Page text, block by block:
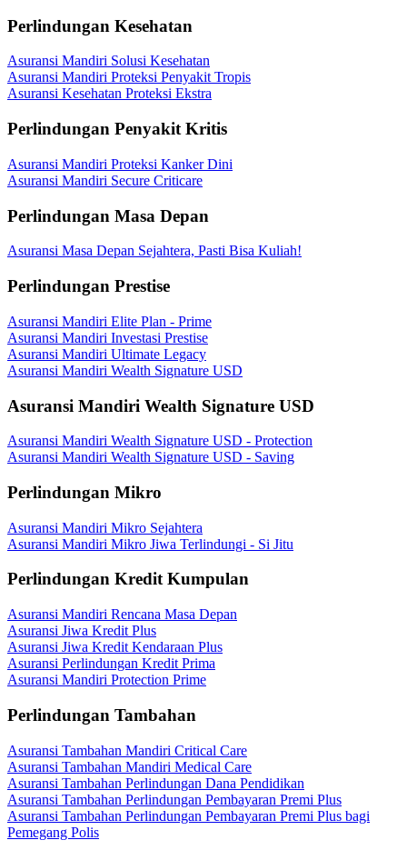
Perlindungan Kesehatan
Asuransi Mandiri Solusi Kesehatan
Asuransi Mandiri Proteksi Penyakit Tropis
Asuransi Kesehatan Proteksi Ekstra
Perlindungan Penyakit Kritis
Asuransi Mandiri Proteksi Kanker Dini
Asuransi Mandiri Secure Criticare
Perlindungan Masa Depan
Asuransi Masa Depan Sejahtera, Pasti Bisa Kuliah!
Perlindungan Prestise
Asuransi Mandiri Elite Plan - Prime
Asuransi Mandiri Investasi Prestise
Asuransi Mandiri Ultimate Legacy
Asuransi Mandiri Wealth Signature USD
Asuransi Mandiri Wealth Signature USD
Asuransi Mandiri Wealth Signature USD - Protection
Asuransi Mandiri Wealth Signature USD - Saving
Perlindungan Mikro
Asuransi Mandiri Mikro Sejahtera
Asuransi Mandiri Mikro Jiwa Terlindungi - Si Jitu
Perlindungan Kredit Kumpulan
Asuransi Mandiri Rencana Masa Depan
Asuransi Jiwa Kredit Plus
Asuransi Jiwa Kredit Kendaraan Plus
Asuransi Perlindungan Kredit Prima
Asuransi Mandiri Protection Prime
Perlindungan Tambahan
Asuransi Tambahan Mandiri Critical Care
Asuransi Tambahan Mandiri Medical Care
Asuransi Tambahan Perlindungan Dana Pendidikan
Asuransi Tambahan Perlindungan Pembayaran Premi Plus
Asuransi Tambahan Perlindungan Pembayaran Premi Plus bagi
Pemegang Polis